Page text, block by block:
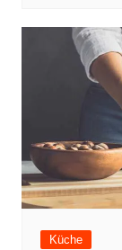
Küche